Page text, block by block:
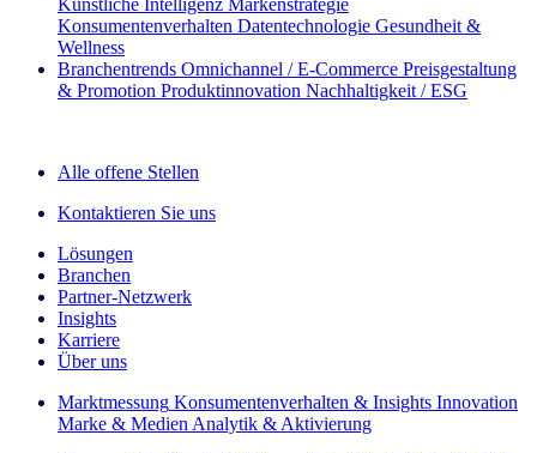
Künstliche Intelligenz Markenstrategie
Konsumentenverhalten Datentechnologie Gesundheit &
Wellness
Branchentrends Omnichannel / E‑Commerce Preisgestaltung
& Promotion Produktinnovation Nachhaltigkeit / ESG
Alle offene Stellen
Kontaktieren Sie uns
Lösungen
Branchen
Partner-Netzwerk
Insights
Karriere
Über uns
Marktmessung Konsumentenverhalten & Insights Innovation
Marke & Medien Analytik & Aktivierung